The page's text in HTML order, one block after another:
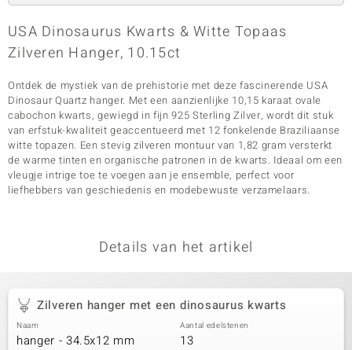
USA Dinosaurus Kwarts & Witte Topaas
Zilveren Hanger, 10.15ct
Ontdek de mystiek van de prehistorie met deze fascinerende USA
Dinosaur Quartz hanger. Met een aanzienlijke 10,15 karaat ovale
cabochon kwarts, gewiegd in fijn 925 Sterling Zilver, wordt dit stuk
van erfstuk-kwaliteit geaccentueerd met 12 fonkelende Braziliaanse
witte topazen. Een stevig zilveren montuur van 1,82 gram versterkt
de warme tinten en organische patronen in de kwarts. Ideaal om een
vleugje intrige toe te voegen aan je ensemble, perfect voor
liefhebbers van geschiedenis en modebewuste verzamelaars.
Details van het artikel
Zilveren hanger met een dinosaurus kwarts
Naam
hanger - 34.5x12 mm
Aantal edelstenen
13